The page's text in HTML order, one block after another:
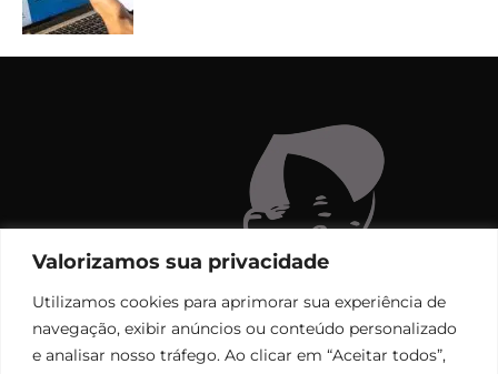
Valorizamos sua privacidade
Utilizamos cookies para aprimorar sua experiência de
navegação, exibir anúncios ou conteúdo personalizado
e analisar nosso tráfego. Ao clicar em “Aceitar todos”,